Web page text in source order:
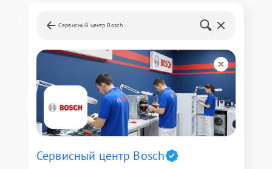
Сервисный центр Bosch
Сервисный центр Bosch